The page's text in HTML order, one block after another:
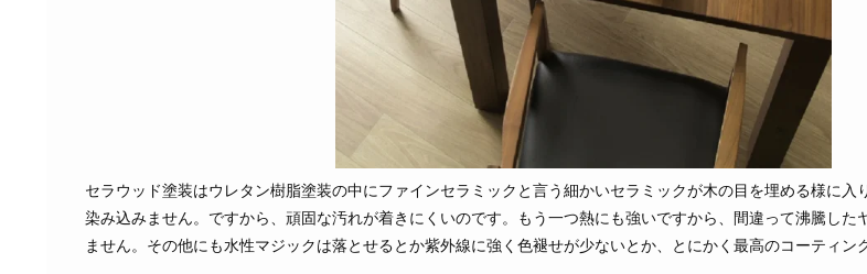
セラウッド塗装はウレタン樹脂塗装の中にファインセラミックと言う細かいセラミックが木の目を埋める様に入
染み込みません。ですから、頑固な汚れが着きにくいのです。もう一つ熱にも強いですから、間違って沸騰した
ません。その他にも水性マジックは落とせるとか紫外線に強く色褪せが少ないとか、とにかく最高のコーティン